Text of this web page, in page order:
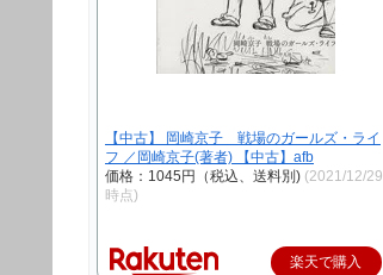
【中古】 岡崎京子 戦場のガールズ・ライ
フ ／岡崎京子(著者) 【中古】afb
価格：1045円（税込、送料別) (2021/12/29
時点)
楽天で購入